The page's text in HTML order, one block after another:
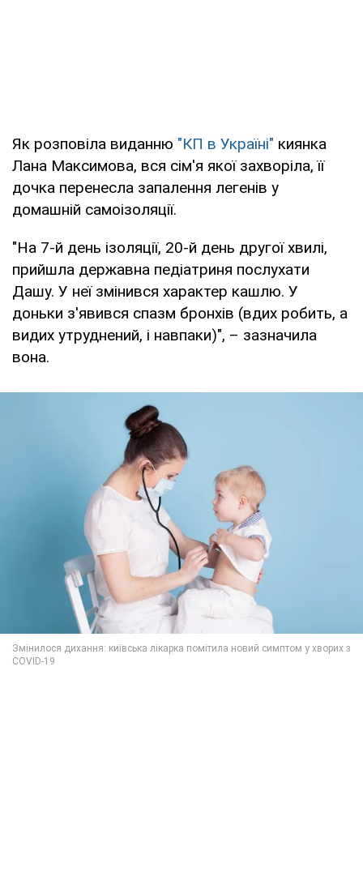
Як розповіла виданню "КП в Україні" киянка
Лана Максимова, вся сім'я якої захворіла, її
дочка перенесла запалення легенів у
домашній самоізоляції.
"На 7-й день ізоляції, 20-й день другої хвилі,
прийшла державна педіатриня послухати
Дашу. У неї змінився характер кашлю. У
доньки з'явився спазм бронхів (вдих робить, а
видих утруднений, і навпаки)", – зазначила
вона.